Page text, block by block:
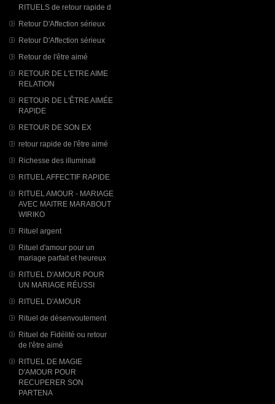
RITUELS de retour rapide d
Retour D'Affection sérieux
Retour D'Affection sérieux
Retour de l'être aimé
RETOUR DE L'ETRE AIME
RELATION
RETOUR DE L'ÊTRE AIMÉE
RAPIDE
RETOUR DE SON EX
retour rapide de l'être aimé
Richesse des illuminati
RITUEL AFFECTIF RAPIDE
RITUEL AMOUR - MARIAGE
AVEC MAITRE MARABOUT
WIRIKO
Rituel argent
Rituel d'amour pour un
mariage parfait et heureux
RITUEL D'AMOUR POUR
UN MARIAGE RÉUSSI
RITUEL D'AMOUR
Rituel de désenvoutement
Rituel de Fidélité ou retour
de l'être aimé
RITUEL DE MAGIE
D'AMOUR POUR
RECUPERER SON
PARTENA